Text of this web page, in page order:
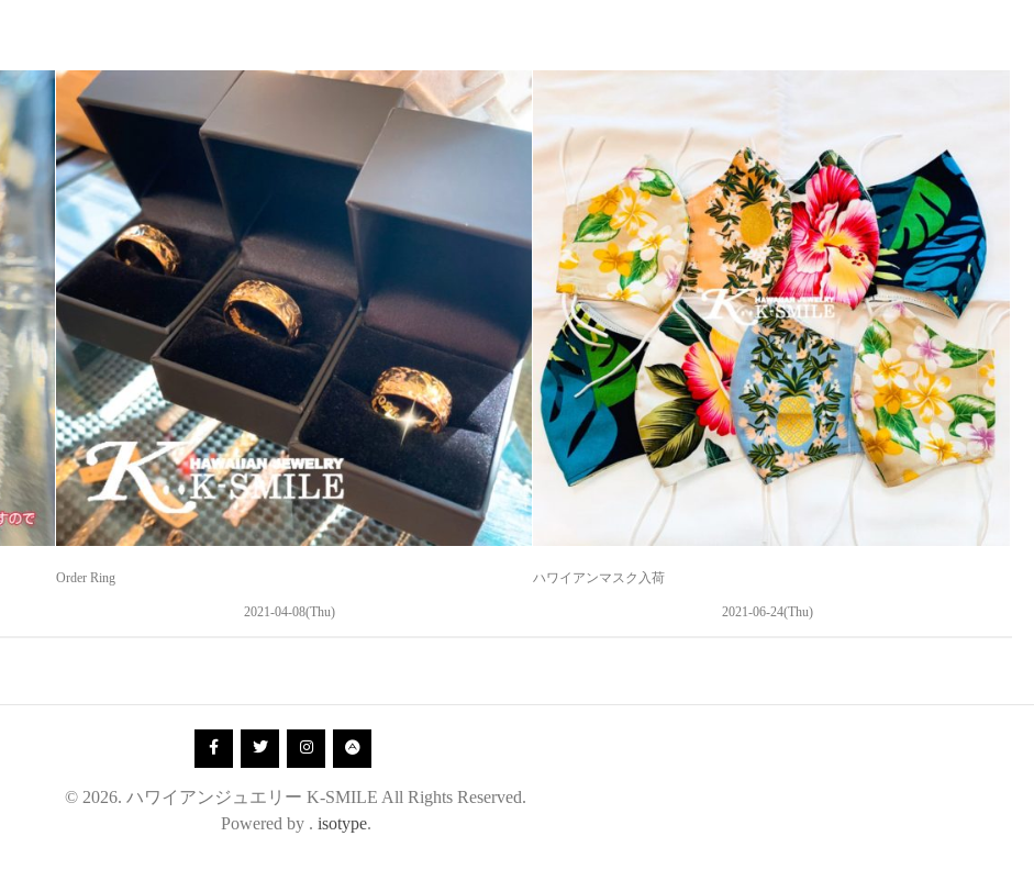
Order Ring
2021-04-08(Thu)
ハワイアンマスク入荷
2021-06-24(Thu)
© 2026. ハワイアンジュエリー K-SMILE All Rights Reserved.
Powered by . isotype.